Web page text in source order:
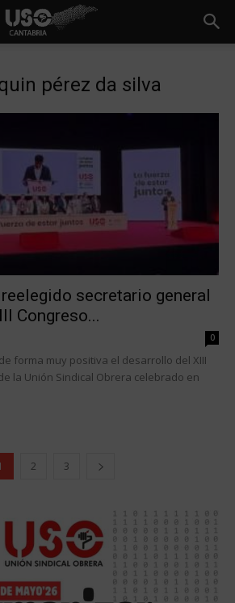
pérez da silva
secretario general
Congreso...
0
forma muy positiva el desarrollo del XIII
la Unión Sindical Obrera celebrado en
2 3